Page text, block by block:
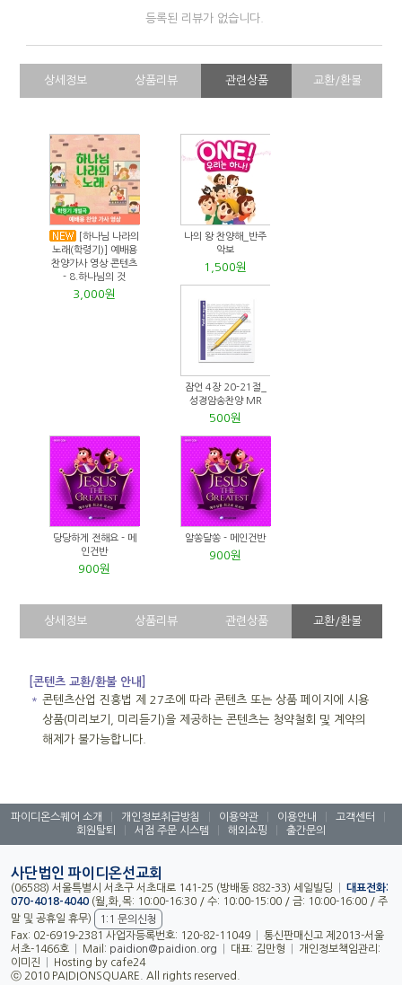
등록된 리뷰가 없습니다.
상세정보 상품리뷰 관련상품 교환/환불
[하나님 나라의
노래(학령기)] 예배용
찬양가사 영상 콘텐츠
- 8.하나님의 것
3,000원
나의 왕 찬양해_반주
악보
1,500원
잠언 4장 20-21절_
성경암송찬양 MR
500원
당당하게 전해요 - 메
인건반
900원
알쏭달쏭 - 메인건반
900원
상세정보 상품리뷰 관련상품 교환/환불
[콘텐츠 교환/환불 안내]
＊ 콘텐츠산업 진흥법 제 27조에 따라 콘텐츠 또는 상품 페이지에 시용
상품(미리보기, 미리듣기)을 제공하는 콘텐츠는 청약철회 및 계약의
해제가 불가능합니다.
파이디온스퀘어 소개 개인정보취급방침 이용약관 이용안내 고객센터
회원탈퇴
서점 주문 시스템 해외쇼핑 출간문의
사단법인 파이디온선교회
(06588) 서울특별시 서초구 서초대로 141-25 (방배동 882-33) 세일빌딩
대표전화:
070-4018-4040 (월,화,목: 10:00-16:30 / 수: 10:00-15:00 / 금: 10:00-16:00 / 주
말 및 공휴일 휴무)
1:1 문의신청
Fax: 02-6919-2381 사업자등록번호: 120-82-11049
통신판매신고 제2013-서울
서초-1466호
Mail: paidion@paidion.org 대표: 김만형
개인정보책임관리:
이미진
Hosting by cafe24
ⓒ 2010 PAIDIONSQUARE. All rights reserved.